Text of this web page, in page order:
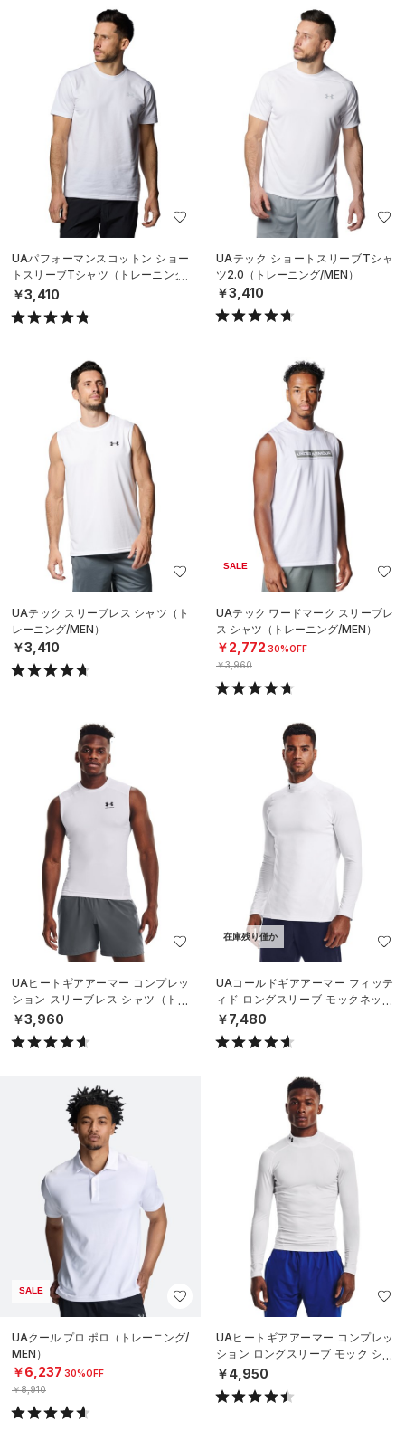
UAパフォーマンスコットン ショー
トスリーブTシャツ（トレーニング/
MEN）
￥3,410
UAテック ショートスリーブTシャ
ツ2.0（トレーニング/MEN）
￥3,410
UAテック スリーブレス シャツ（ト
レーニング/MEN）
￥3,410
SALE
UAテック ワードマーク スリーブレ
ス シャツ（トレーニング/MEN）
￥2,772 30%OFF
￥3,960
UAヒートギアアーマー コンプレッ
ション スリーブレス シャツ（トレ
ーニング/MEN）
￥3,960
在庫残り僅か
UAコールドギアアーマー フィッテ
ィド ロングスリーブ モックネック
シャツ（トレーニング/MEN）
￥7,480
SALE
UAクール プロ ポロ（トレーニング/
MEN）
￥6,237 30%OFF
￥8,910
UAヒートギアアーマー コンプレッ
ション ロングスリーブ モック シャ
ツ（トレーニング/MEN）
￥4,950